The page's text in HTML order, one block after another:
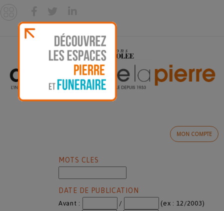
MON COMPTE
MOTS CLES
DATE DE PUBLICATION
Avant : /
(ex : 12/2003)